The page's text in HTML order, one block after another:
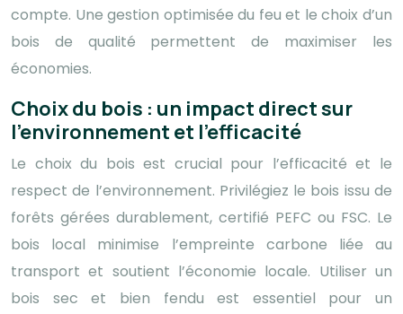
compte. Une gestion optimisée du feu et le choix d’un
bois de qualité permettent de maximiser les
économies.
Choix du bois : un impact direct sur
l’environnement et l’efficacité
Le choix du bois est crucial pour l’efficacité et le
respect de l’environnement. Privilégiez le bois issu de
forêts gérées durablement, certifié PEFC ou FSC. Le
bois local minimise l’empreinte carbone liée au
transport et soutient l’économie locale. Utiliser un
bois sec et bien fendu est essentiel pour un